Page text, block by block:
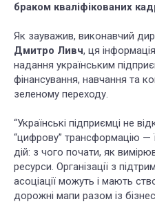
браком кваліфікованих
Як зауважив, виконавчий
Дмитро Ливч, ця
надання українським
фінансування, навчання та
зеленому переходу.
“Українські підприємці не
“цифрову” трансформацію —
дій: з чого почати, як
ресурси. Організації з
асоціації можуть і мають
дорожні мапи разом із